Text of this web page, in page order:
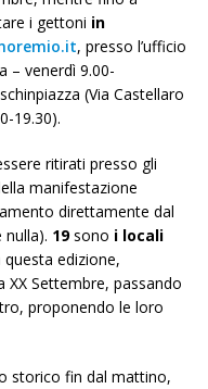
i gettoni in
, presso l’ufficio
– venerdì 9.00-
(Via Castellaro
19.30).
ritirati presso gli
manifestazione
direttamente dal
nulla). 19sono i locali
edizione,
XX Settembre, passando
proponendo le loro
storico fin dal mattino,